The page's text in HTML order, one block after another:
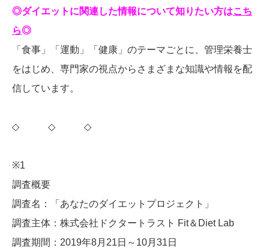
◎ダイエットに関連した情報について知りたい方はこち
ら◎
「食事」「運動」「健康」のテーマごとに、管理栄養士
をはじめ、専門家の視点からさまざまな知識や情報を配
信しています。
◇ ◇ ◇
※1
調査概要
調査名：「あなたのダイエットプロジェクト」
調査主体：株式会社ドクタートラスト Fit＆Diet Lab
調査期間：2019年8月21日～10月31日